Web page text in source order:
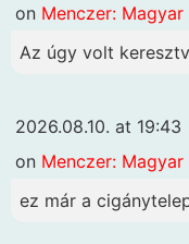
on Menczer:
Az úgy volt
2026.08.10. at 19:43
on Menczer:
ez már a